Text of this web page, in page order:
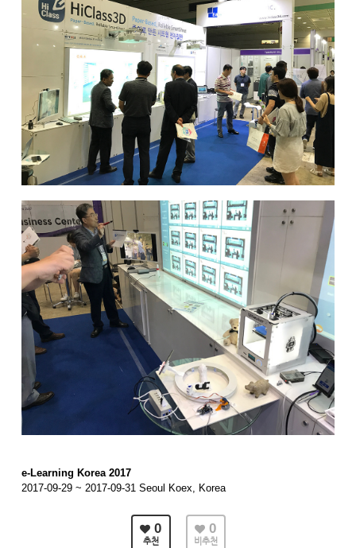
e-Learning Korea 2017
2017-09-29 ~ 2017-09-31 Seoul Koex, Korea
0
추천
0
비추천